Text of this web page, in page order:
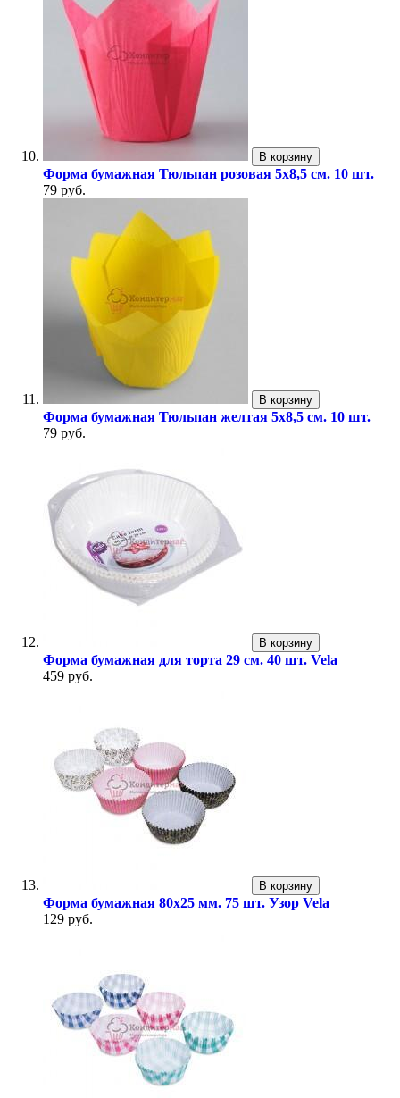
В корзину
Форма бумажная Тюльпан розовая 5х8,5 см. 10 шт.
79 руб.
В корзину
Форма бумажная Тюльпан желтая 5х8,5 см. 10 шт.
79 руб.
В корзину
Форма бумажная для торта 29 см. 40 шт. Vela
459 руб.
В корзину
Форма бумажная 80х25 мм. 75 шт. Узор Vela
129 руб.